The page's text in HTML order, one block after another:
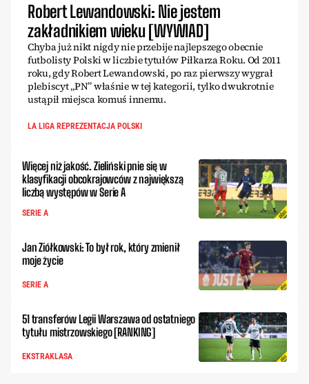
Robert Lewandowski: Nie jestem
zakładnikiem wieku [WYWIAD]
Chyba już nikt nigdy nie przebije najlepszego obecnie
futbolisty Polski w liczbie tytułów Piłkarza Roku. Od 2011
roku, gdy Robert Lewandowski, po raz pierwszy wygrał
plebiscyt „PN” właśnie w tej kategorii, tylko dwukrotnie
ustąpił miejsca komuś innemu.
LA LIGA REPREZENTACJA POLSKI
Więcej niż jakość. Zieliński pnie się w
klasyfikacji obcokrajowców z największą
liczbą występów w Serie A
SERIE A
Jan Ziółkowski: To był rok, który zmienił
moje życie
SERIE A
51 transferów Legii Warszawa od ostatniego
tytułu mistrzowskiego [RANKING]
EKSTRAKLASA